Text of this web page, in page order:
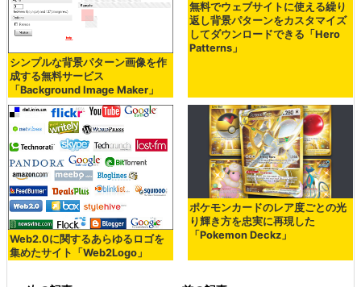
シンプルな背景パターン画像を作
成する無料サービス
「Background Image Maker」
無料でウェブサイトに使える繰り
返し背景パターンをカスタマイズ
してダウンロードできる「Hero
Patterns」
Web2.0に関するあらゆるロゴを
集めたサイト「Web2Logo」
ポケモンカードのレア度ごとの光
り輝き方を忠実に再現した
「Pokemon Deckz」